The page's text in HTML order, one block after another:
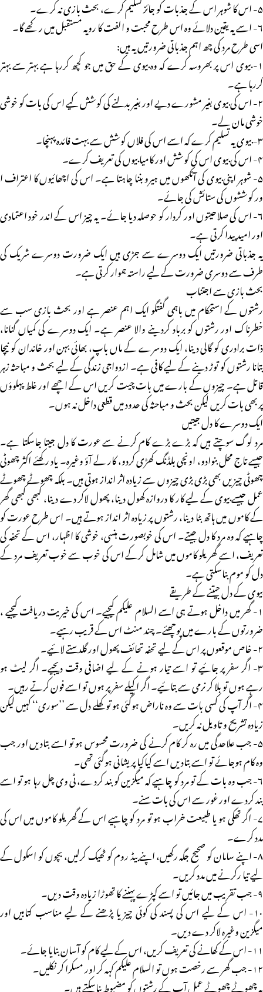
۵- اس کا شوہر اس کے جذبات کو جائز تسلیم کرے، بحث بازی نہ کرے۔
۶- اسے یہ یقین دلائے وہ اس طرح محبت و الفت کا رویہ مستقبل میں رکھے گا۔
اسی طرح مرد کی چھ اہم جذباتی ضرورتیں یہ ہیں:
۱- بیوی اس پر بھروسہ کرے کہ وہ بیوی کے حق میں جو کچھ کررہا ہے بہتر سے بہتر
کررہا ہے۔
۲- اس کی بیوی بغیر مشورے دیے اور بغیر بدلنے کی کوشش کیے اس کی بات کو خوشی
خوشی مان لے۔
۳- بیوی یہ تسلیم کرے کہ اسے اس کی فلاں کوشش سے بہت فائدہ پہنچا۔
۴- اس کی بیوی اس کی کوشش اور کامیابیوں کی تعریف کرے۔
۵- شوہر اپنی بیوی کی آنکھوں میں ہیرو بننا چاہتا ہے۔ اس کی اچھائیوں کا اعتراف ا
ور کوششوں کی ستائش کی جائے۔
۶- اس کی صلاحیتوں اور کردار کو حوصلہ دیا جائے۔ یہ چیز اس کے اندر خود اعتمادی
اور امید پیدا کرتی ہے۔
یہ جذباتی ضرورتیں ایک دوسرے سے جڑی ہیں ایک ضرورت دوسرے شریک کی
طرف سے دوسری ضرورت کے لیے راستہ ہموار کرتی ہے۔
بحث بازی سے اجتناب
رشتوں کے استحکام میں باہمی گفتگو ایک اہم عنصر ہے اور بحث بازی سب سے
خطرناک اور رشتوں کو برباد کردینے والا عنصر ہے۔ ایک دوسرے کی کمیاں گنانا،
ذات برادری کو گالی دینا، ایک دوسرے کے ماں باپ، بھائی بہن اور خاندان کو نیچا
بتانا رشتوں کو توڑ دینے کے لیے کافی ہے۔ ازدواجی زندگی کے لیے بحث و مباحثہ زہر
قاتل ہے۔ چیزوں کے بارے میں بات چیت کریں اس کے اچھے اور غلط پہلوؤں
پر بھی بات کریں لیکن بحث و مباحثہ کی حدود میں قطعی داخل نہ ہوں۔
ایک دوسرے کا دل جیتیں
مرد لوگ سوچتے ہیں کہ بڑے بڑے کام کرنے سے عورت کا دل جیتا جاسکتا ہے۔
جیسے تاج محل بنوادو، اونچی بلڈنگ کھڑی کردو، کار لے آؤ وغیرہ۔ یاد رکھئے اکثر چھوٹی
چھوٹی چیزیں بھی بڑی بڑی چیزوں سے زیادہ اثر انداز ہوتی ہیں۔ بلکہ چھوٹے چھوٹے
عمل جیسے بیوی کے لیے کار کا دروازہ کھول دینا، پھول لاکر دے دینا، کبھی کبھی گھر
کے کاموں میں ہاتھ بٹا دینا، رشتوں پر زیادہ اثر انداز ہوتے ہیں۔ اس طرح عورت کو
چاہیے کہ وہ مرد کا دل جیتے۔ اس کی خوبصورت ہنسی، خوشی کا اظہار، اس کے تحفہ کی
تعریف، اسے گھریلو کاموں میں شامل کرکے اس کی خوب سے خوب تعریف مرد کے
دل کو موم بناسکتی ہے۔
بیوی کے دل جیتنے کے طریقے
۱- گھر میں داخل ہوتے ہی اسے السلام علیکم کیجیے۔ اس کی خیریت دریافت کیجیے ،
ضرورتوں کے بارے میں پوچھئے۔ چند منٹ اس کے قریب رہیے۔
۲- خاص موقعوں پر اس کے لیے تحفہ تحائف پھول اور گلدستے لائیے۔
۳- اگر سفر پر جائیے تو اسے تیار ہونے کے لیے اضافی وقت دیجیے۔ اگر لیٹ ہو
رہے ہوں تو بلا کر نرمی سے بتائیے۔ اگر اکیلے سفر پر ہوں تو اسے فون کرتے رہیں۔
۴- اگر آپ کی کسی بات سے وہ ناراض ہوگئی ہو تو کھلے دل سے ’’سوری‘‘ کہیں لیکن
زیادہ تشریح و تاویل نہ کریں۔
۵- جب علاحدگی میں رہ کر کام کرنے کی ضرورت محسوس ہو تو اسے بتادیں اور جب
وہ کام ہوجائے تو اسے بتادیں اسے کیاکیا پریشانی ہوگئی تھی۔
۶- جب وہ بات کے تو مرد کو چاہیے کہ میگزین کو بند کردے، ٹی وی چل رہا ہو تو اسے
بند کردے اور غور سے اس کی بات سنے۔
۷- اگر تھکی ہو یا طبیعت خراب ہو تو مرد کو چاہیے اس کے گھریلو کاموں میں اس کی
مدد کرے۔
۸- اپنے سامان کو صحیح جگہ رکھیں، اپنے بیڈ روم کو ٹھیک کرلیں، بچوں کو اسکول کے
لیے تیا رکرنے میں مدد کریں۔
۹- جب تقریب میں جائیں تو اسے کپڑے پہننے کا تھوڑا زیادہ وقت دیں۔
۱۰- اس کے لیے اس کی پسند کی کوئی چیز یا پڑھنے کے لیے مناسب کتابیں اور
میگزین وغیرہ لاکر دے دیں۔
۱۱- اس کے کھانے کی تعریف کریں، اس کے لیے کام کو آسان بنایا جائے۔
۱۲- جب گھر سے رخصت ہوں تو السلام علیکم کہہ کر اور مسکرا کر نکلیں۔
یہ چھوٹے چھوٹے عمل آپ کے رشتوں کو مضبوط بناسکتے ہیں۔